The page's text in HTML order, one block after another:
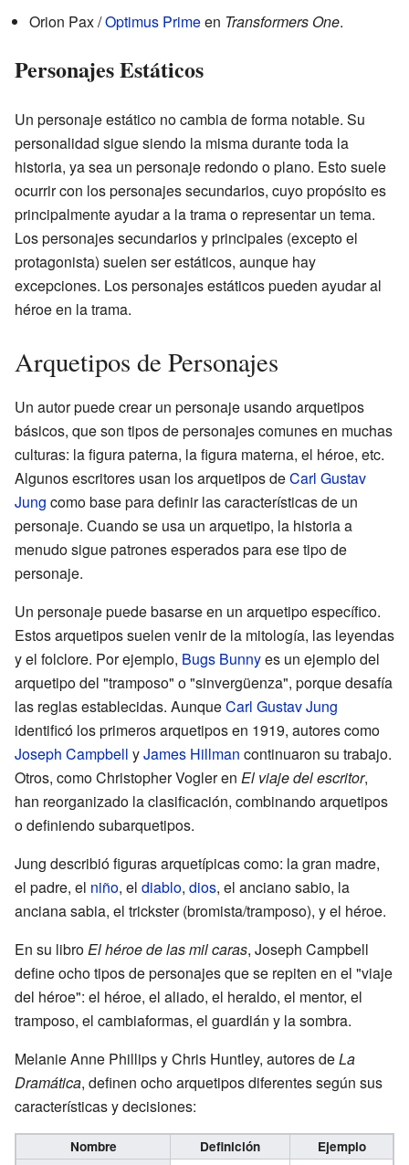
Orion Pax /Optimus Primeen Transformers One.
Personajes Estáticos
Un personaje estático no cambia de forma notable. Su
personalidad sigue siendo la misma durante toda la
historia, ya sea un personaje redondo o plano. Esto suele
ocurrir con los personajes secundarios, cuyo propósito es
principalmente ayudar a la trama o representar un tema.
Los personajes secundarios y principales (excepto el
protagonista) suelen ser estáticos, aunque hay
excepciones. Los personajes estáticos pueden ayudar al
héroe en la trama.
Arquetipos de Personajes
Un autor puede crear un personaje usando arquetipos
básicos, que son tipos de personajes comunes en muchas
culturas: la figura paterna, la figura materna, el héroe, etc.
Algunos escritores usan los arquetipos deCarl Gustav
Jung como base para definir las características de un
personaje. Cuando se usa un arquetipo, la historia a
menudo sigue patrones esperados para ese tipo de
personaje.
Un personaje puede basarse en un arquetipo específico.
Estos arquetipos suelen venir de la mitología, las leyendas
y el folclore. Por ejemplo, Bugs Bunnyes un ejemplo del
arquetipo del "tramposo" o "sinvergüenza", porque desafía
las reglas establecidas. AunqueCarl Gustav Jung
identificó los primeros arquetipos en 1919, autores como
Joseph Campbell yJames Hillman continuaron su trabajo.
Otros, como Christopher Vogler en El viaje del escritor,
han reorganizado la clasificación, combinando arquetipos
o definiendo subarquetipos.
Jung describió figuras arquetípicas como: la gran madre,
el padre, el niño, el diablo, dios, el anciano sabio, la
anciana sabia, el trickster (bromista/tramposo), y el héroe.
En su libroEl héroe de las mil caras, Joseph Campbell
define ocho tipos de personajes que se repiten en el "viaje
del héroe": el héroe, el aliado, el heraldo, el mentor, el
tramposo, el cambiaformas, el guardián y la sombra.
Melanie Anne Phillips y Chris Huntley, autores deLa
Dramática, definen ocho arquetipos diferentes según sus
características y decisiones:
Nombre Definición Ejemplo